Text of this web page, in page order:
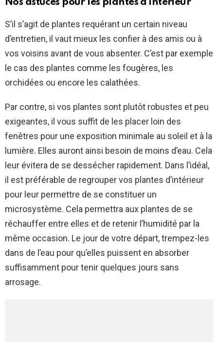
Nos astuces pour les plantes d’intérieur
S’il s’agit de plantes requérant un certain niveau
d’entretien, il vaut mieux les confier à des amis ou à
vos voisins avant de vous absenter. C’est par exemple
le cas des plantes comme les fougères, les
orchidées ou encore les calathées.
Par contre, si vos plantes sont plutôt robustes et peu
exigeantes, il vous suffit de les placer loin des
fenêtres pour une exposition minimale au soleil et à la
lumière. Elles auront ainsi besoin de moins d’eau. Cela
leur évitera de se dessécher rapidement. Dans l’idéal,
il est préférable de regrouper vos plantes d’intérieur
pour leur permettre de se constituer un
microsystème. Cela permettra aux plantes de se
réchauffer entre elles et de retenir l’humidité par la
même occasion. Le jour de votre départ, trempez-les
dans de l’eau pour qu’elles puissent en absorber
suffisamment pour tenir quelques jours sans
arrosage.